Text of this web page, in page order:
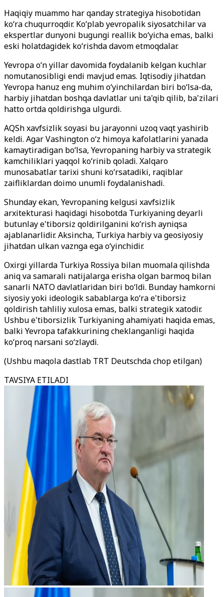
Haqiqiy muammo har qanday strategiya hisobotidan
ko‘ra chuqurroqdir. Ko‘plab yevropalik siyosatchilar va
ekspertlar dunyoni bugungi reallik bo‘yicha emas, balki
eski holatdagidek ko‘rishda davom etmoqdalar.
Yevropa o‘n yillar davomida foydalanib kelgan kuchlar
nomutanosibligi endi mavjud emas. Iqtisodiy jihatdan
Yevropa hanuz eng muhim o‘yinchilardan biri bo‘lsa-da,
harbiy jihatdan boshqa davlatlar uni ta'qib qilib, ba'zilari
hatto ortda qoldirishga ulgurdi.
AQSh xavfsizlik soyasi bu jarayonni uzoq vaqt yashirib
keldi. Agar Vashington o‘z himoya kafolatlarini yanada
kamaytiradigan bo‘lsa, Yevropaning harbiy va strategik
kamchiliklari yaqqol ko‘rinib qoladi. Xalqaro
munosabatlar tarixi shuni ko‘rsatadiki, raqiblar
zaifliklardan doimo unumli foydalanishadi.
Shunday ekan, Yevropaning kelgusi xavfsizlik
arxitekturasi haqidagi hisobotda Turkiyaning deyarli
butunlay e'tiborsiz qoldirilganini ko‘rish ayniqsa
ajablanarlidir. Aksincha, Turkiya harbiy va geosiyosiy
jihatdan ulkan vaznga ega o‘yinchidir.
Oxirgi yillarda Turkiya Rossiya bilan muomala qilishda
aniq va samarali natijalarga erisha olgan barmoq bilan
sanarli NATO davlatlaridan biri bo‘ldi. Bunday hamkorni
siyosiy yoki ideologik sabablarga ko‘ra e'tiborsiz
qoldirish tahliliy xulosa emas, balki strategik xatodir.
Ushbu e'tiborsizlik Turkiyaning ahamiyati haqida emas,
balki Yevropa tafakkurining cheklanganligi haqida
ko‘proq narsani so‘zlaydi.
(Ushbu maqola dastlab TRT Deutschda chop etilgan)
TAVSIYA ETILADI